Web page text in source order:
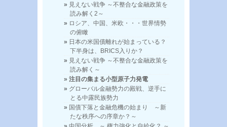
見えない戦争 ～不整合な金融政策を
読み解く2～
ロシア、中国、米欧・・・世界情勢
の俯瞰
日本の米国債離れが始まっている？
下半身は、BRICS入りか？
見えない戦争 ～不整合な金融政策を
読み解く～
注目の集まる小型原子力発電
グローバル金融勢力の殿戦、逆手に
とる中露民族勢力
国債下落と金融危機の始まり ～新
たな秩序への序章か？～